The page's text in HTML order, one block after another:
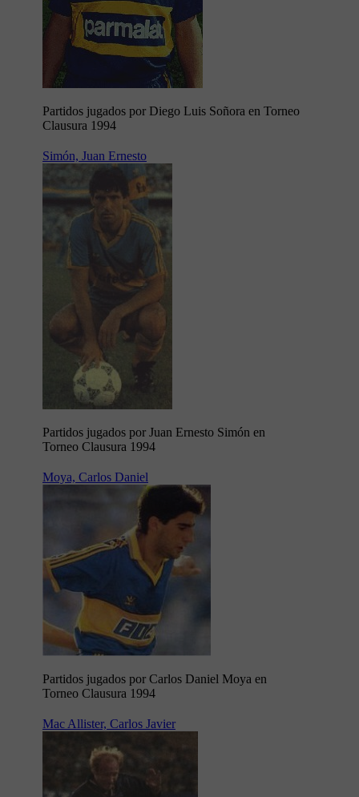
Partidos jugados por Diego Luis Soñora en Torneo
Clausura 1994
Simón, Juan Ernesto
Partidos jugados por Juan Ernesto Simón en
Torneo Clausura 1994
Moya, Carlos Daniel
Partidos jugados por Carlos Daniel Moya en
Torneo Clausura 1994
Mac Allister, Carlos Javier